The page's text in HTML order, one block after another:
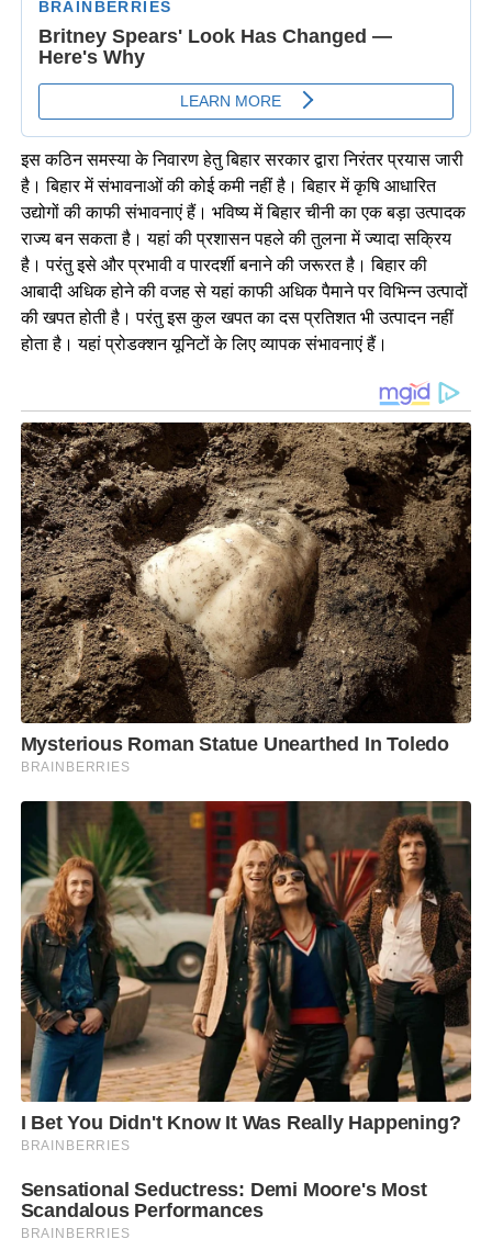
इस कठिन समस्या के निवारण हेतु बिहार सरकार द्वारा निरंतर प्रयास जारी
है। बिहार में संभावनाओं की कोई कमी नहीं है। बिहार में कृषि आधारित
उद्योगों की काफी संभावनाएं हैं। भविष्य में बिहार चीनी का एक बड़ा उत्पादक
राज्य बन सकता है। यहां की प्रशासन पहले की तुलना में ज्यादा सक्रिय
है। परंतु इसे और प्रभावी व पारदर्शी बनाने की जरूरत है। बिहार की
आबादी अधिक होने की वजह से यहां काफी अधिक पैमाने पर विभिन्न उत्पादों
की खपत होती है। परंतु इस कुल खपत का दस प्रतिशत भी उत्पादन नहीं
होता है। यहां प्रोडक्शन यूनिटों के लिए व्यापक संभावनाएं हैं।